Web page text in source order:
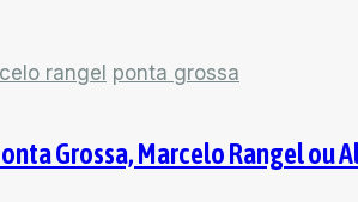
rangel ponta grossa
Grossa, Marcelo Rangel ou